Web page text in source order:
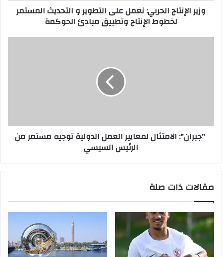
وزير الإنتاج الحربي: نعمل على التطوير و التحديث المستمر
لخطوط الإنتاج وتطبيق مبادئ الحوكمة
"جبران": الامتثال لمعايير العمل الدولية توجيه مستمر من
الرئيس السيسي
مقالات ذات صلة